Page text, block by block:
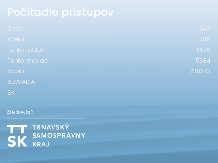
Počítadlo prístupov
Dnes
347
Včera
785
Tento týždeň
3876
Tento mesiac
5384
Spolu
238373
SLOVAKIA
SK